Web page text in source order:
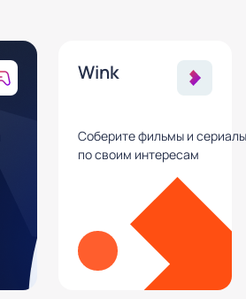
Wink
Соберите фильмы и сериалы
по своим интересам